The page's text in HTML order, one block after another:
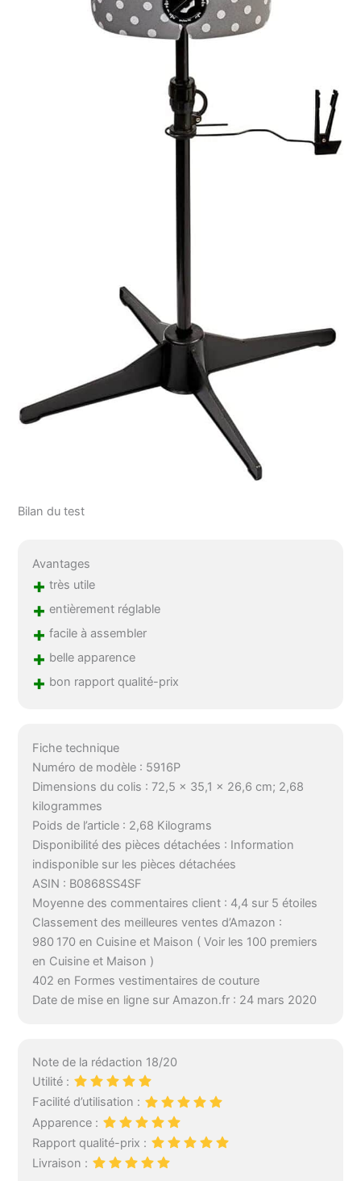
Bilan du test
Avantages
+ très utile
+ entièrement réglable
+ facile à assembler
+ belle apparence
+ bon rapport qualité-prix
Fiche technique
Numéro de modèle : 5916P
Dimensions du colis : 72,5 x 35,1 x 26,6 cm; 2,68
kilogrammes
Poids de l’article : 2,68 Kilograms
Disponibilité des pièces détachées : Information
indisponible sur les pièces détachées
ASIN : B0868SS4SF
Moyenne des commentaires client : 4,4 sur 5 étoiles
Classement des meilleures ventes d’Amazon :
980 170 en Cuisine et Maison ( Voir les 100 premiers
en Cuisine et Maison )
402 en Formes vestimentaires de couture
Date de mise en ligne sur Amazon.fr : 24 mars 2020
Note de la rédaction 18/20
Utilité :
Facilité d’utilisation :
Apparence :
Rapport qualité-prix :
Livraison :